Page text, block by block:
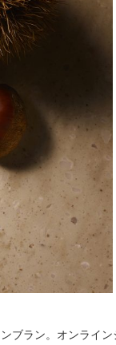
ブラン。オンライン